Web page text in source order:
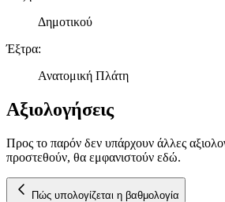
δικτύωσης, διαφημίσεων και ανάλυσης.
Δημοτικού
Έξτρα:
Ανατομική Πλάτη
Αξιολογήσεις
Προς το παρόν δεν υπάρχουν άλλες
προστεθούν, θα εμφανιστούν εδώ.
Πώς υπολογίζεται η βαθμολογία